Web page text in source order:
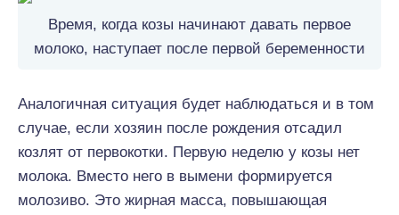
Время, когда козы начинают давать первое
молоко, наступает после первой беременности
Аналогичная ситуация будет наблюдаться и в том
случае, если хозяин после рождения отсадил
козлят от первокотки. Первую неделю у козы нет
молока. Вместо него в вымени формируется
молозиво. Это жирная масса, повышающая